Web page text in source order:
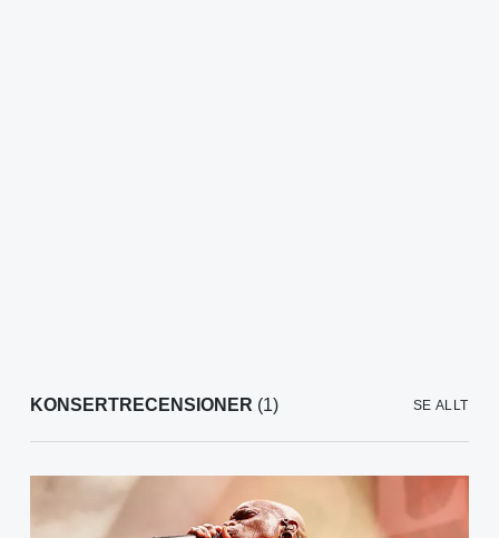
KONSERTRECENSIONER (1) SE ALLT